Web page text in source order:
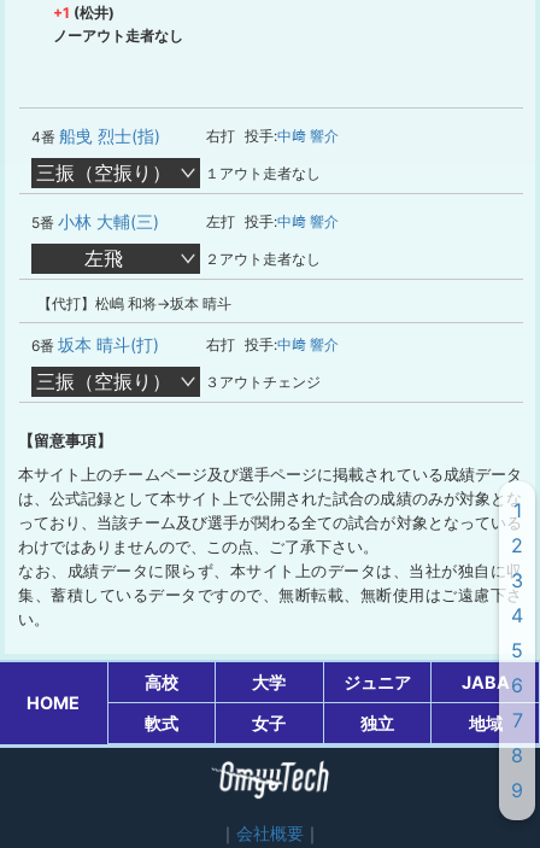
+1 (松井)
ノーアウト走者なし
4番 船曵 烈士(指) 右打 投手:中﨑 響介
三振（空振り） １アウト走者なし
5番 小林 大輔(三) 左打 投手:中﨑 響介
左飛 ２アウト走者なし
【代打】松嶋 和将→坂本 晴斗
6番 坂本 晴斗(打) 右打 投手:中﨑 響介
三振（空振り） ３アウトチェンジ
【留意事項】
本サイト上のチームページ及び選手ページに掲載されている成績データ
は、公式記録として本サイト上で公開された試合の成績のみが対象とな
っており、当該チーム及び選手が関わる全ての試合が対象となっている
わけではありませんので、この点、ご了承下さい。
なお、成績データに限らず、本サイト上のデータは、当社が独自に収
集、蓄積しているデータですので、無断転載、無断使用はご遠慮下さ
い。
HOME
高校 大学 ジュニア
JABA
軟式
女子 独立 地域
会社概要
1
2
3
4
5
6
7
8
9